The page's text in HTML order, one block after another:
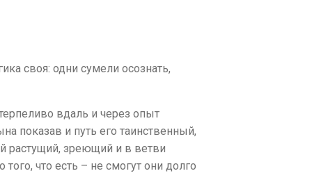
своя: одни сумели осознать,
вдаль и через опыт
показав и путь его таинственный,
растущий, зреющий и в ветви
что есть – не смогут они долго